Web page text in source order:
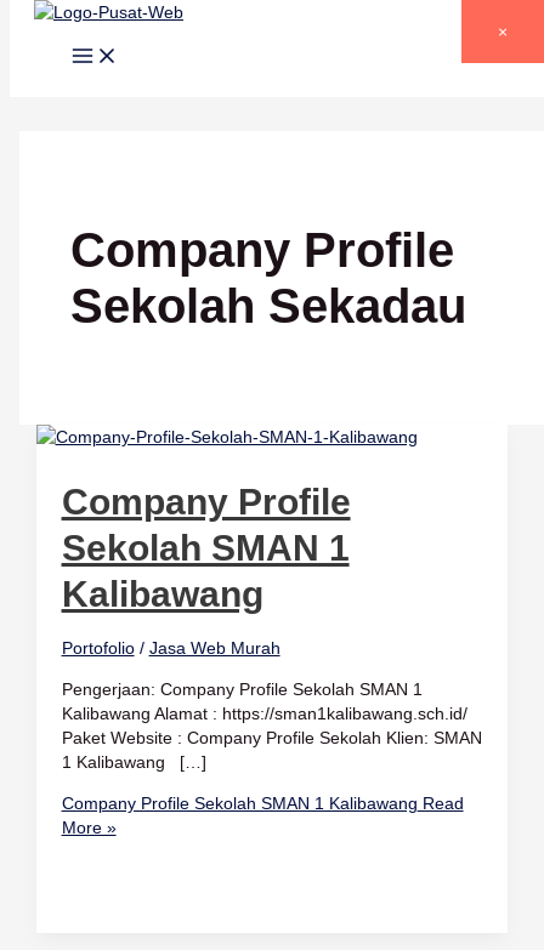
Lewati ke konten
Company Profile
Sekolah Sekadau
Company Profile
Sekolah SMAN 1
Kalibawang
Portofolio/ Jasa Web Murah
Pengerjaan: Company Profile Sekolah SMAN 1
Kalibawang Alamat : https://sman1kalibawang.sch.id/
Paket Website : Company Profile Sekolah Klien: SMAN
1 Kalibawang […]
Company Profile Sekolah SMAN 1 Kalibawang Read
More »
×